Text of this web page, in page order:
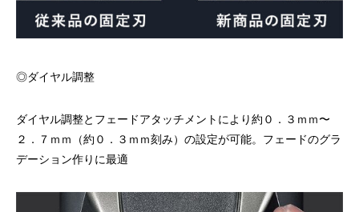
◎ダイヤル調整
ダイヤル調整とフェードアタッチメントにより約０．３ｍｍ〜
２．７ｍｍ（約０．３ｍｍ刻み）の設定が可能。フェードのグラ
デーション作りに最適